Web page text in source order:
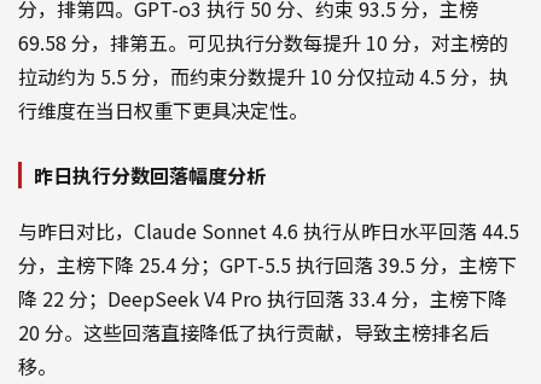
分，排第四。GPT-o3 执行 50 分、约束 93.5 分，主榜
69.58 分，排第五。可见执行分数每提升 10 分，对主榜的
拉动约为 5.5 分，而约束分数提升 10 分仅拉动 4.5 分，执
行维度在当日权重下更具决定性。
昨日执行分数回落幅度分析
与昨日对比，Claude Sonnet 4.6 执行从昨日水平回落 44.5
分，主榜下降 25.4 分；GPT-5.5 执行回落 39.5 分，主榜下
降 22 分；DeepSeek V4 Pro 执行回落 33.4 分，主榜下降
20 分。这些回落直接降低了执行贡献，导致主榜排名后
移。